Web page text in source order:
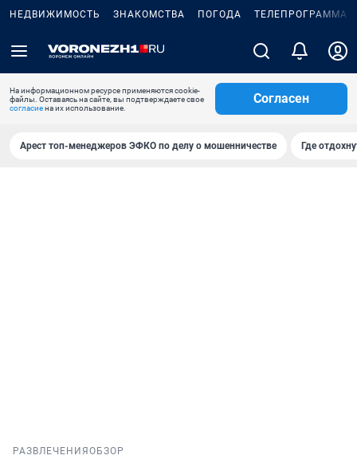
НЕДВИЖИМОСТЬ ЗНАКОМСТВА ПОГОДА ТЕЛЕПРОГРАММА
На информационном ресурсе применяются cookie-
файлы. Оставаясь на сайте, вы подтверждаете свое
согласиена их использование.
Согласен
Арест топ-менеджеров ЭФКО по делу о мошенничестве Где
РАЗВЛЕЧЕНИЯ ОБЗОР